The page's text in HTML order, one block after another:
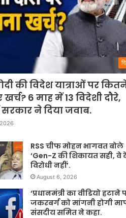
की विदेश यात्राओं पर
6 माह में 13 विदेशी दौरे,
ने दिया जवाब.
RSS चीफ मोहन भागवत बोले
‘Gen-Z की शिकायत सही, वे
विरोधी नहीं’.
August 6, 2026
‘प्रधानमंत्री का वीडियो हटाने
जकरबर्ग को मांगनी होगी
संसदीय समित ने कहा.